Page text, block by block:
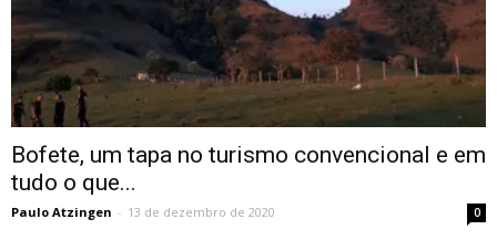
Bofete, um tapa no turismo convencional e em
tudo o que...
Paulo Atzingen - 13 de dezembro de 2020 0